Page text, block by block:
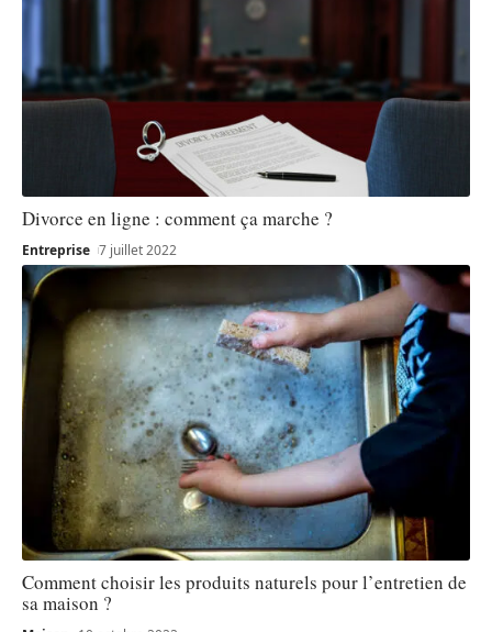
Divorce en ligne : comment ça marche ?
Entreprise 7 juillet 2022
Comment choisir les produits naturels pour l’entretien de
sa maison ?